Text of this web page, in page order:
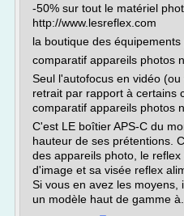
-50% sur tout le matériel
http://www.lesreflex.com
la boutique des équipements
comparatif appareils photos
Seul l'autofocus en vidéo
retrait par rapport à certains
comparatif appareils photos
C'est LE boîtier APS-C du
hauteur de ses prétentions.
des appareils photo, le
d'image et sa visée reflex
Si vous en avez les
un modèle haut de gamme à...